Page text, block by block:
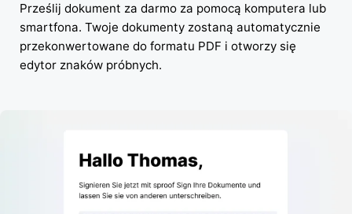
Prześlij dokument za darmo za pomocą komputera lub
smartfona. Twoje dokumenty zostaną automatycznie
przekonwertowane do formatu PDF i otworzy się
edytor znaków próbnych.